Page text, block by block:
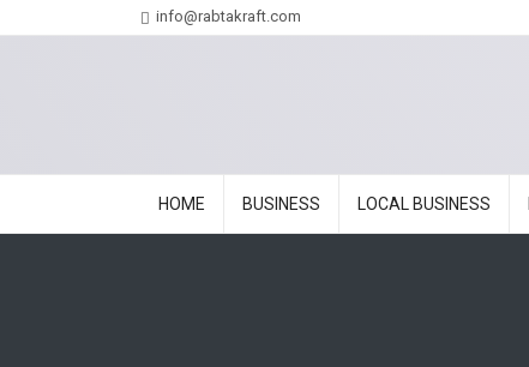
info@rabtakraft.com
HOME BUSINESS LOCAL BUSINESS